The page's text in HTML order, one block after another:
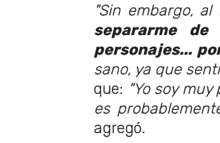
"Sin embargo, al
separarme
personajes...
sano, ya que
que: "Yo soy
es
agregó.